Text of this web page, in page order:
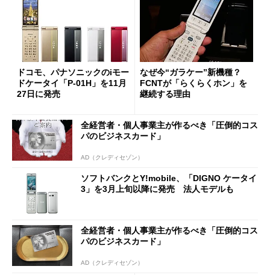
ドコモ、パナソニックのiモー
ドケータイ「P-01H」を11月
27日に発売
なぜ今“ガラケー”新機種？
FCNTが「らくらくホン」を
継続する理由
全経営者・個人事業主が作るべき「圧倒的コス
パのビジネスカード」
AD（クレディセゾン）
ソフトバンクとY!mobile、「DIGNO ケータイ
3」を3月上旬以降に発売 法人モデルも
全経営者・個人事業主が作るべき「圧倒的コス
パのビジネスカード」
AD（クレディセゾン）